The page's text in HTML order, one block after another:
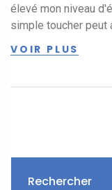
élevé mon niveau
simple toucher peut
je décris les
VOIR PLUS
Rechercher